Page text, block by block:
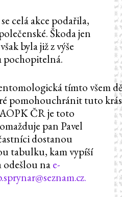
celá akce podařila,
Škoda jen
byla již z výše
pochopitelná.
tímto všem
pomohouchránit tuto
ČR je toto
pan Pavel
dostanou
tabulku, kam vypíší
odešlou nae-